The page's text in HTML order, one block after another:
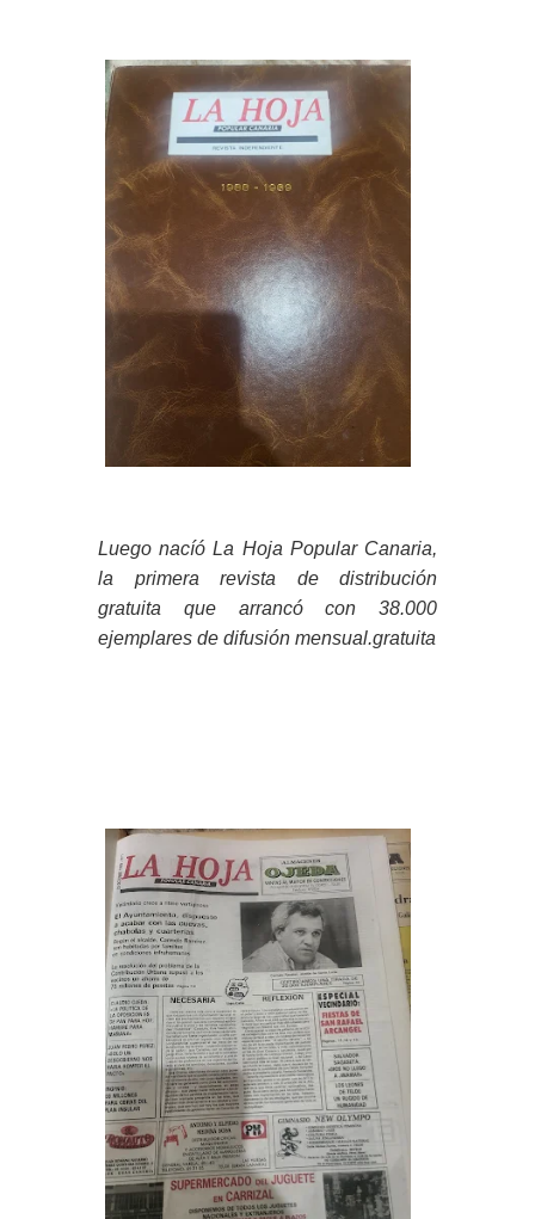
Luego nacíó La Hoja Popular Canaria,
la primera revista de distribución
gratuita que arrancó con 38.000
ejemplares de difusión mensual.gratuita